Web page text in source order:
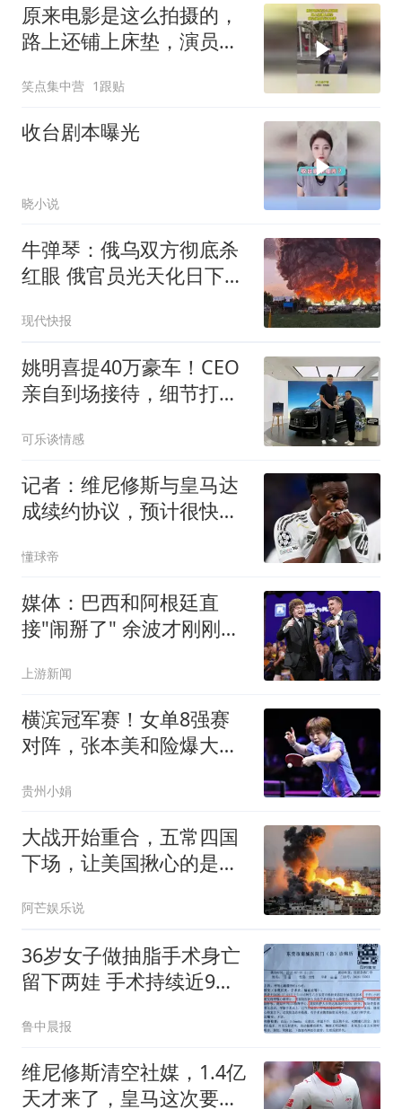
原来电影是这么拍摄的，
路上还铺上床垫，演员们
笑点集中营 1跟贴
收台剧本曝光
晓小说
牛弹琴：俄乌双方彻底杀
红眼 俄官员光天化日下被
现代快报
姚明喜提40万豪车！CEO
亲自到场接待，细节打破
可乐谈情感
记者：维尼修斯与皇马达
成续约协议，预计很快可
懂球帝
媒体：巴西和阿根廷直
接"闹掰了" 余波才刚刚开
上游新闻
横滨冠军赛！女单8强赛
对阵，张本美和险爆大
贵州小娟
大战开始重合，五常四国
下场，让美国揪心的是：
阿芒娱乐说
36岁女子做抽脂手术身亡
留下两娃 手术持续近9个
鲁中晨报
维尼修斯清空社媒，1.4亿
天才来了，皇马这次要变